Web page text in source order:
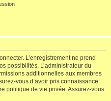
L’enregistrement ne prend
possibilités. L’administrateur du
additionnelles aux membres
vous d’avoir pris connaissance
politique de vie privée. Assurez-vous